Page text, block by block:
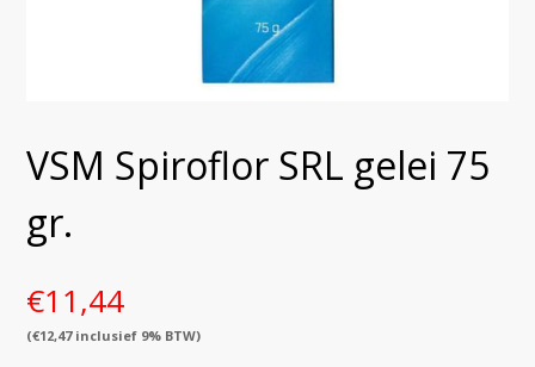
VSM Spiroflor SRL gelei 75
gr.
€11,44
(€12,47inclusief 9% BTW)